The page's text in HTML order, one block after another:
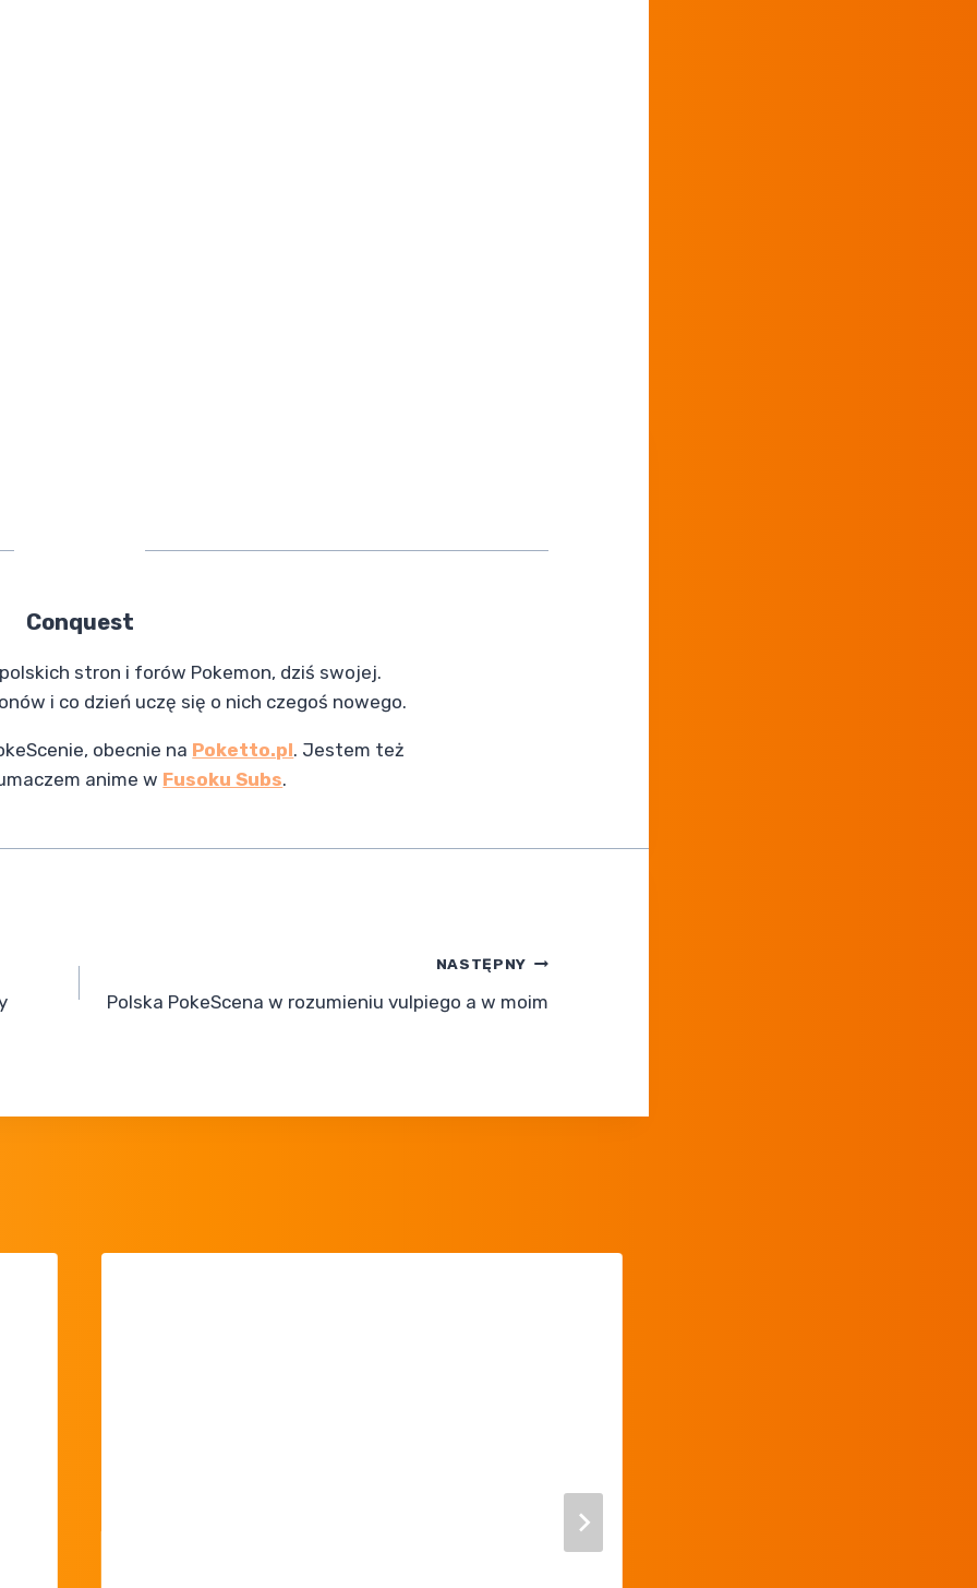
Conquest
stron i forów Pokemon, dziś swojej.
i co dzień uczę się o nich czegoś nowego.
obecnie na Poketto.pl. Jestem też
anime w Fusoku Subs.
NASTĘPNY
Polska PokeScena w rozumieniu vulpiego a w moim